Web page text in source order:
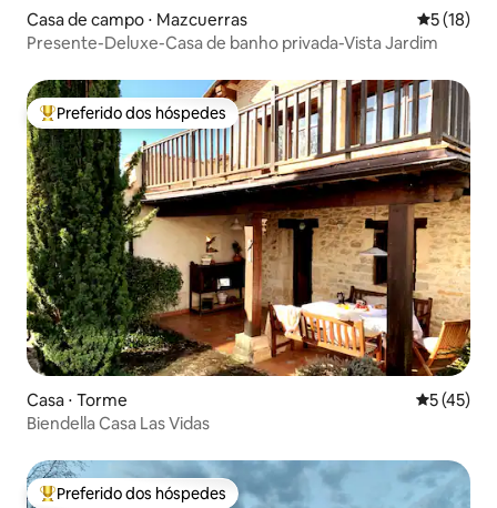
Casa de campo ⋅ Mazcuerras 5 de uma
5 (18)
Presente-Deluxe-Casa de banho privada-Vista Jardim
Entre os melhores preferidos dos hóspedes
Preferido dos hóspedes
Casa ⋅ Torme 5 de uma
5 (45)
Biendella Casa Las Vidas
Entre os melhores preferidos dos hóspedes
Preferido dos hóspedes